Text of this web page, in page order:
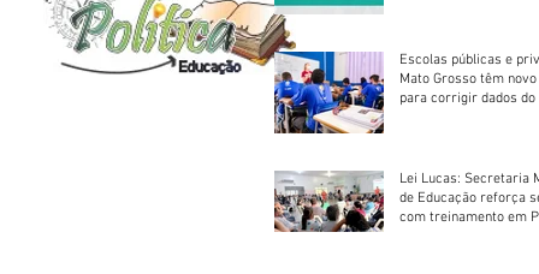
Escolas públicas e
Mato Grosso têm
para corrigir dados do
Lei Lucas: Secretaria
de Educação reforça
com treinamento em